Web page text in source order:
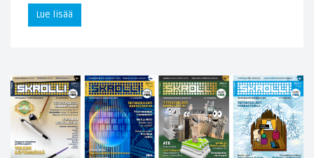
Lue lisää